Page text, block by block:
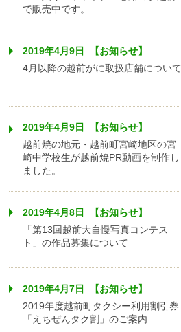
で販売中です。
2019年4月9日 【お知らせ】
4月以降の越前がに取扱店舗について
2019年4月9日 【お知らせ】
越前焼の地元・越前町宮崎地区の宮
崎中学校生が越前焼PR動画を制作し
ました。
2019年4月8日 【お知らせ】
「第13回越前大自慢写真コンテス
ト」の作品募集について
2019年4月7日 【お知らせ】
2019年度越前町タクシー利用割引券
「えちぜんタク割」のご案内